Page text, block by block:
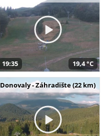
19:35 19,4 °C
Donovaly - Záhradište (22 km)